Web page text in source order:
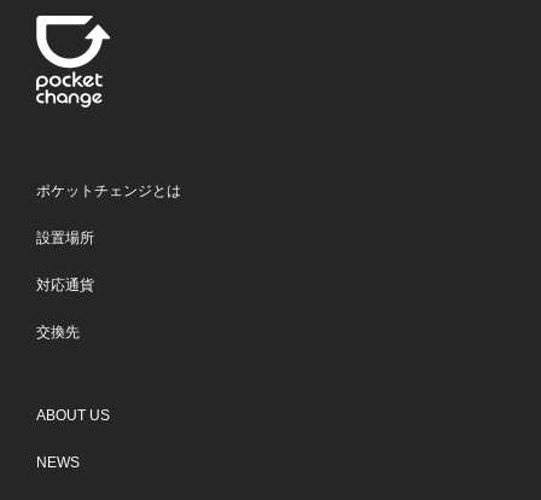
ポケットチェンジとは
設置場所
対応通貨
交換先
ABOUT US
NEWS